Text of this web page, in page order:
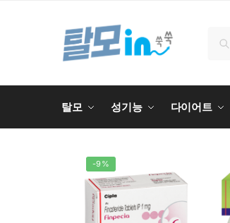
검색
탈모 성기능 다이어트
-9%